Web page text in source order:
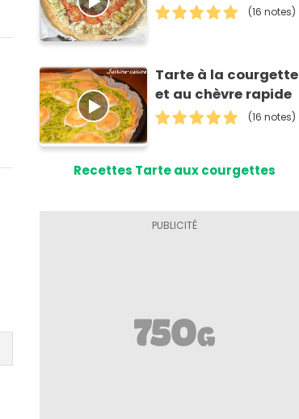
(16 notes)
Tarte à la courgette
et au chèvre rapide
(16 notes)
Recettes Tarte aux courgettes